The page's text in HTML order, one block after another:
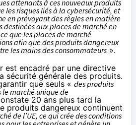
attenants à ces nouveaux produits
les risques liés à la cybersécurité, et
en prévoyant des règles en matière
destinées aux places de marché en
que les places de marché
afin que des produits dangereux
les mains des consommateurs ».
est encadré par une directive
sécurité générale des produits.
que seuls « des produits
le marché unique de
20 ans plus tard la
produits dangereux continuent
de l’UE, ce qui crée des conditions